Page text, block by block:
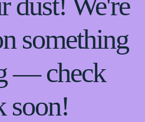
something
— check
soon!